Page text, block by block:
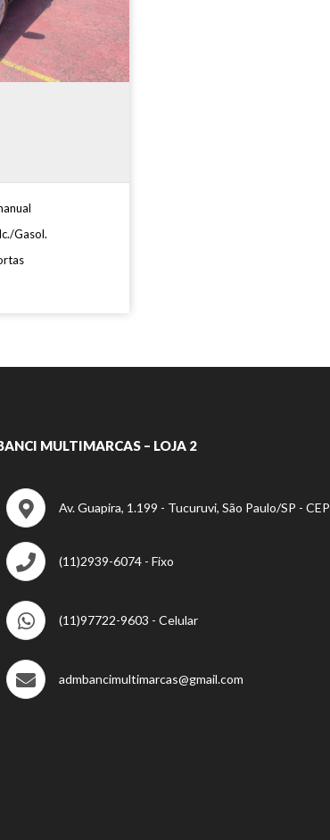
Gasol.
MULTIMARCAS – LOJA 2
Av. Guapira, 1.199 - Tucuruvi, São Paulo/SP -
(11)2939-6074 - Fixo
(11)97722-9603 - Celular
admbancimultimarcas@gmail.com